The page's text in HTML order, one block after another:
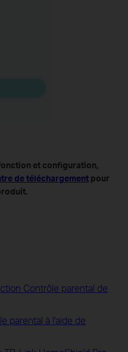
et configuration,
de téléchargement pour
Contrôle parental de
parental à l'aide de